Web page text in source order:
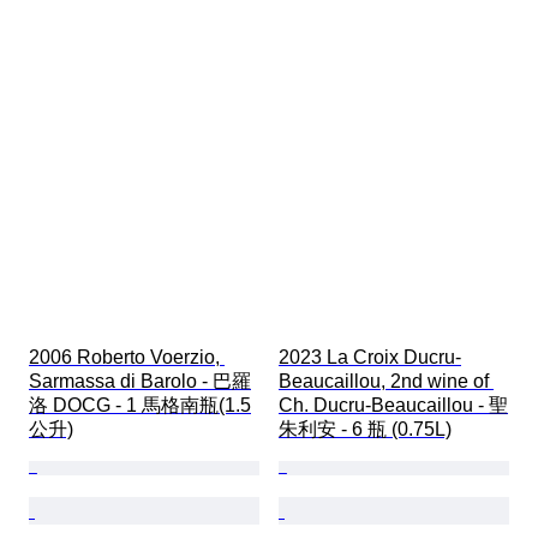
2006 Roberto Voerzio,
Sarmassa di Barolo - 巴羅
洛 DOCG - 1 馬格南瓶(1.5
公升)
2023 La Croix Ducru-
Beaucaillou, 2nd wine of
Ch. Ducru-Beaucaillou - 聖
朱利安 - 6 瓶 (0.75L)